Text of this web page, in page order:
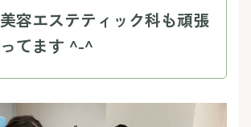
美容エステティック科も頑張
ってます ^-^